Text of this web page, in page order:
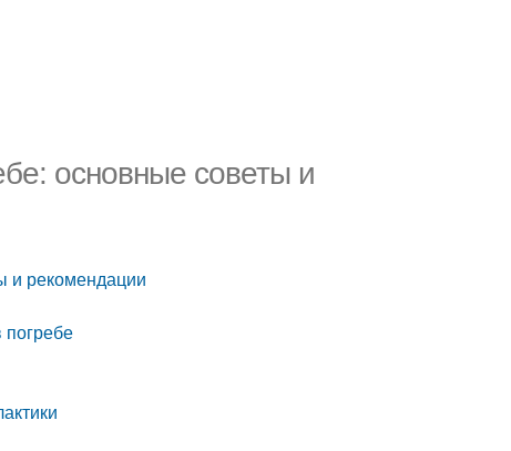
основные советы и
и рекомендации
погребе